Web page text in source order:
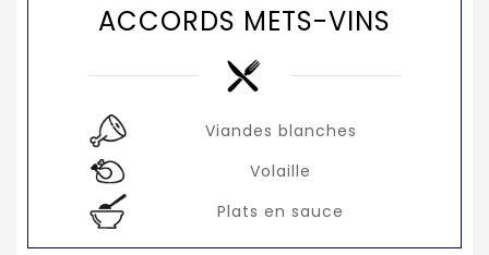
ACCORDS METS-VINS
Viandes blanches
Volaille
Plats en sauce